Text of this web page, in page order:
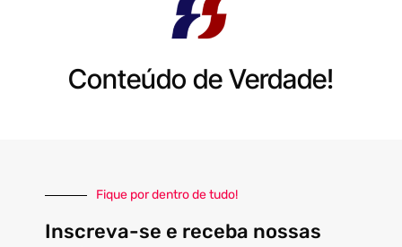
Conteúdo de Verdade!
Fique por dentro de tudo!
Inscreva-se e receba nossas